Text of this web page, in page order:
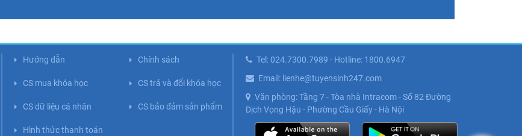
Hướng dẫn Chính sách
CS mua khóa học CS trả và đổi khóa học
CS dữ liệu cá nhân CS bảo đảm sản phẩm
Hình thức thanh toán
Tel: 024.7300.7989 - Hotline: 1800.6947
Email: lienhe@tuyensinh247.com
Văn phòng: Tầng 7 - Tòa nhà Intracom - Số 82 Đường
Dịch Vọng Hậu - Phường Cầu Giấy - Hà Nội